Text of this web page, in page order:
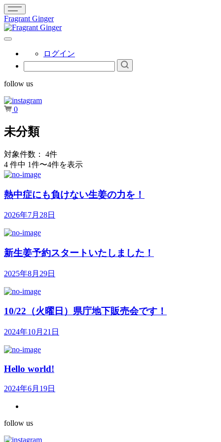
Fragrant Ginger
ログイン
follow us
0
未分類
対象件数： 4件
4 件中 1件〜4件を表示
熱中症にも負けない生姜の力を！
2026年7月28日
新生姜予約スタートいたしました！
2025年8月29日
10/22（火曜日）県庁地下販売会です！
2024年10月21日
Hello world!
2024年6月19日
follow us